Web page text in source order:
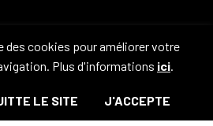
des cookies pour améliorer votre
Plus d'informations ici.
LE SITE J'ACCEPTE
2026 - Camouflage 83